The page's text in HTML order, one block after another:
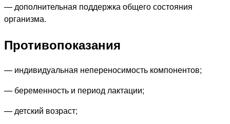
— дополнительная поддержка общего состояния
организма.
Противопоказания
— индивидуальная непереносимость компонентов;
— беременность и период лактации;
— детский возраст;